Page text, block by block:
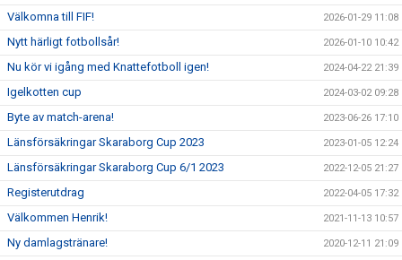
Välkomna till FIF! 2026-01-29 11:08
Nytt härligt fotbollsår! 2026-01-10 10:42
Nu kör vi igång med Knattefotboll igen! 2024-04-22 21:39
Igelkotten cup 2024-03-02 09:28
Byte av match-arena! 2023-06-26 17:10
Länsförsäkringar Skaraborg Cup 2023 2023-01-05 12:24
Länsförsäkringar Skaraborg Cup 6/1 2023 2022-12-05 21:27
Registerutdrag 2022-04-05 17:32
Välkommen Henrik! 2021-11-13 10:57
Ny damlagstränare! 2020-12-11 21:09